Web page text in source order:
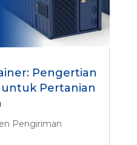
Pengertian
Pertanian
Pengiriman